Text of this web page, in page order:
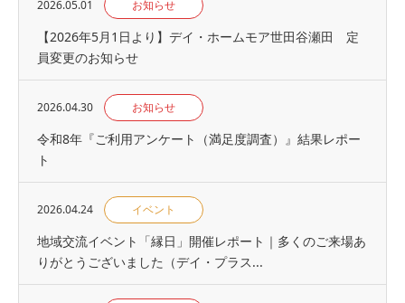
2026.05.01 お知らせ
【2026年5月1日より】デイ・ホームモア世田谷瀬田 定
員変更のお知らせ
2026.04.30 お知らせ
令和8年『ご利用アンケート（満足度調査）』結果レポー
ト
2026.04.24 イベント
地域交流イベント「縁日」開催レポート｜多くのご来場あ
りがとうございました（デイ・プラス...